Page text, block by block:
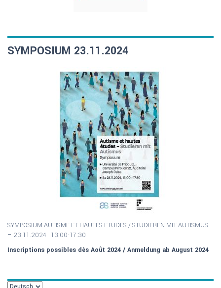
SYMPOSIUM 23.11.2024
SYMPOSIUM AUTISME ET HAUTES ETUDES / STUDIEREN MIT AUTISMUS
– 23.11.2024 13:00-17:30
Inscriptions possibles dès Août 2024 / Anmeldung ab August 2024